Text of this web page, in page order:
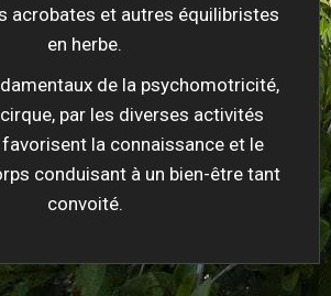
acrobates et autres équilibristes
en herbe.
de la psychomotricité,
par les diverses activités
la connaissance et le
conduisant à un bien-être tant
convoité.